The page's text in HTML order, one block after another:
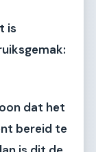
is
dat het
bereid te